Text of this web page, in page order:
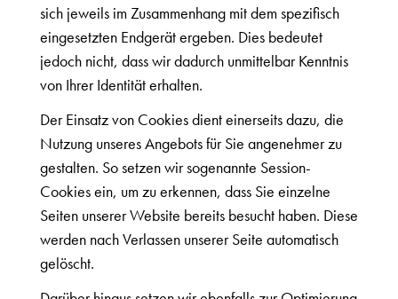
sich jeweils im Zusammenhang mit dem spezifisch
eingesetzten Endgerät ergeben. Dies bedeutet
jedoch nicht, dass wir dadurch unmittelbar Kenntnis
von Ihrer Identität erhalten.
Der Einsatz von Cookies dient einerseits dazu, die
Nutzung unseres Angebots für Sie angenehmer zu
gestalten. So setzen wir sogenannte Session-
Cookies ein, um zu erkennen, dass Sie einzelne
Seiten unserer Website bereits besucht haben. Diese
werden nach Verlassen unserer Seite automatisch
gelöscht.